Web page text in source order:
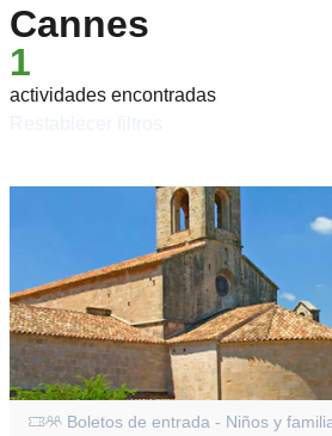
Cannes
1
actividades encontradas
Boletos de entrada - Niños y